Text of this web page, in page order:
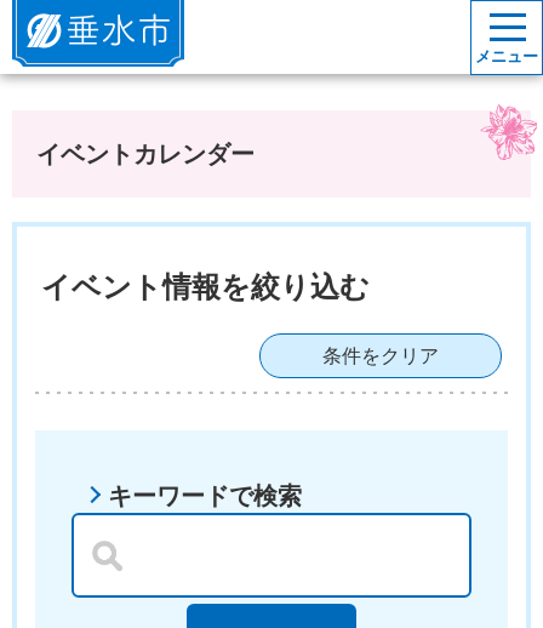
垂水市
メニュー
イベントカレンダー
イベント情報を絞り込む
条件をクリア
キーワードで検索